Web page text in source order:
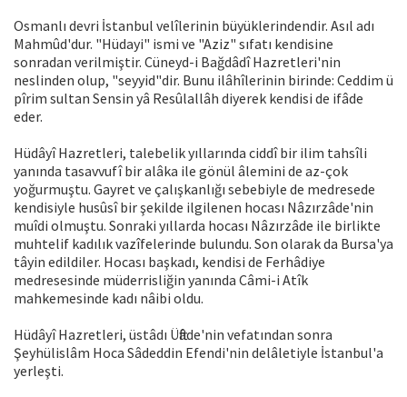
Osmanlı devri İstanbul velîlerinin büyüklerindendir. Asıl adı
Mahmûd'dur. "Hüdayi" ismi ve "Aziz" sıfatı kendisine
sonradan verilmiştir. Cüneyd-i Bağdâdî Hazretleri'nin
neslinden olup, "seyyid"dir. Bunu ilâhîlerinin birinde: Ceddim ü
pîrim sultan Sensin yâ Resûlallâh diyerek kendisi de ifâde
eder.
Hüdâyî Hazretleri, talebelik yıllarında ciddî bir ilim tahsîli
yanında tasavvufî bir alâka ile gönül âlemini de az-çok
yoğurmuştu. Gayret ve çalışkanlığı sebebiyle de medresede
kendisiyle husûsî bir şekilde ilgilenen hocası Nâzırzâde'nin
muîdi olmuştu. Sonraki yıllarda hocası Nâzırzâde ile birlikte
muhtelif kadılık vazîfelerinde bulundu. Son olarak da Bursa'ya
tâyin edildiler. Hocası başkadı, kendisi de Ferhâdiye
medresesinde müderrisliğin yanında Câmi-i Atîk
mahkemesinde kadı nâibi oldu.
Hüdâyî Hazretleri, üstâdı Üftâde'nin vefatından sonra
Şeyhülislâm Hoca Sâdeddin Efendi'nin delâletiyle İstanbul'a
yerleşti.